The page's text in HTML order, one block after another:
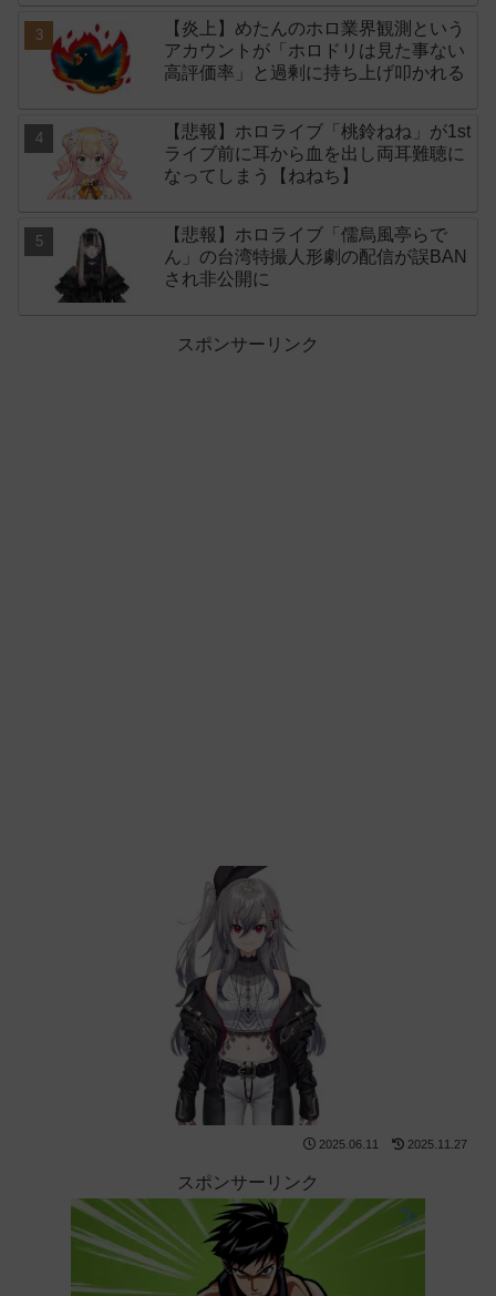
「NeoBright（ネオブライト）」が謝
罪！
【炎上】めたんのホロ業界観測という
アカウントが「ホロドリは見た事ない
高評価率」と過剰に持ち上げ叩かれる
【悲報】ホロライブ「桃鈴ねね」が1st
ライブ前に耳から血を出し両耳難聴に
なってしまう【ねねち】
【悲報】ホロライブ「儒烏風亭らで
ん」の台湾特撮人形劇の配信が誤BAN
され非公開に
スポンサーリンク
2025.06.11 2025.11.27
スポンサーリンク